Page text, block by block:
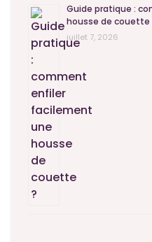
Guide pratique :
housse de couette
juillet 7, 2026